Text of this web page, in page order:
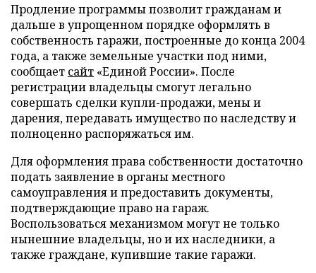
Продление программы позволит гражданам и
дальше в упрощенном порядке оформлять в
собственность гаражи, построенные до конца 2004
года, а также земельные участки под ними,
сообщает сайт «Единой России». После
регистрации владельцы смогут легально
совершать сделки купли-продажи, мены и
дарения, передавать имущество по наследству и
полноценно распоряжаться им.
Для оформления права собственности достаточно
подать заявление в органы местного
самоуправления и предоставить документы,
подтверждающие право на гараж.
Воспользоваться механизмом могут не только
нынешние владельцы, но и их наследники, а
также граждане, купившие такие гаражи.